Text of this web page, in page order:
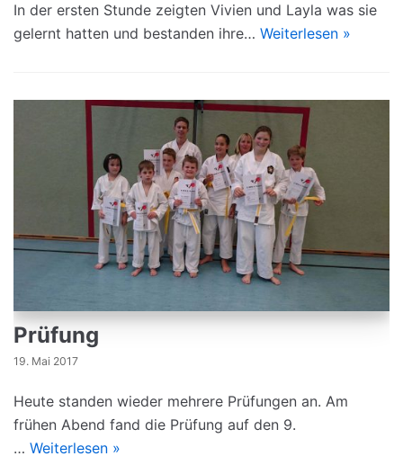
In der ersten Stunde zeigten Vivien und Layla was sie
gelernt hatten und bestanden ihre… Weiterlesen »
Prüfung
19. Mai 2017
Heute standen wieder mehrere Prüfungen an. Am
frühen Abend fand die Prüfung auf den 9.
… Weiterlesen »